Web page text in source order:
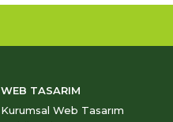
WEB TASARIM
Kurumsal Web Tasarım